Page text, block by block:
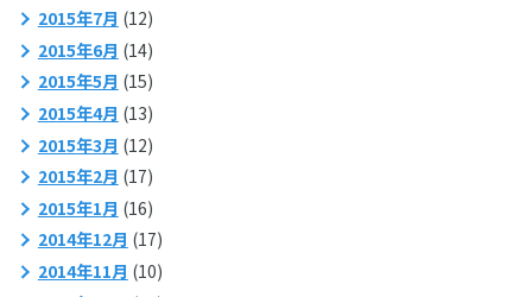
2015年7月 (12)
2015年6月 (14)
2015年5月 (15)
2015年4月 (13)
2015年3月 (12)
2015年2月 (17)
2015年1月 (16)
2014年12月 (17)
2014年11月 (10)